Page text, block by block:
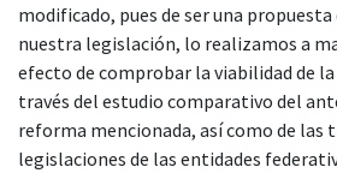
modificado, pues de ser una
nuestra legislación, lo realizamos a
efecto de comprobar la viabilidad de
través del estudio comparativo del
reforma mencionada, así como de las
legislaciones de las entidades